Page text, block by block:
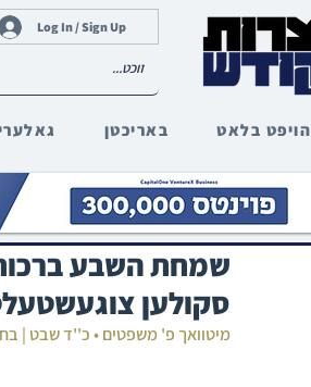
הויפט בלאט באריכטן
Log In / Sign Up
שמחת השבע
סקולען
מיטוואך פ' משפטים • כ''ד שבט |